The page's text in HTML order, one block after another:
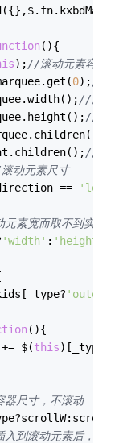
( ){
);//滚动元素容器
0);//滚
//滚动
//滚
//滚
动元素尺寸
==
素宽而取不到实际
'width' : 'height'
( ){
+= $(
this)[_type?
尺寸，不滚动
到滚动元素后，并